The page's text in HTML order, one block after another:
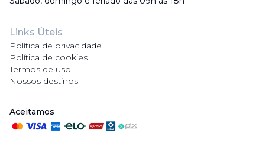
Links Úteis
Política de privacidade
Política de cookies
Termos de uso
Nossos destinos
Aceitamos